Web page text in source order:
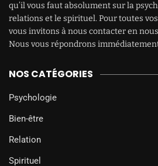
qu’il vous faut absolument sur la
relations et le spirituel. Pour toutes
vous invitons à nous contacter en
Nous vous répondrons
NOS CATÉGORIES
Psychologie
Bien-être
Relation
Spirituel